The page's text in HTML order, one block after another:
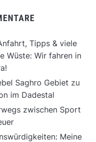
Tipps & viele
Wüste: Wir fahren in
Saghro Gebiet zu
im Dadestal
zwischen Sport
Meine